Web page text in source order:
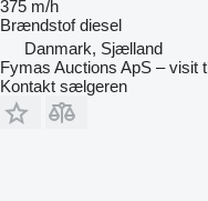
375 m/h
Brændstof diesel
Danmark, Sjælland
Fymas Auctions ApS – visit
Kontakt sælgeren